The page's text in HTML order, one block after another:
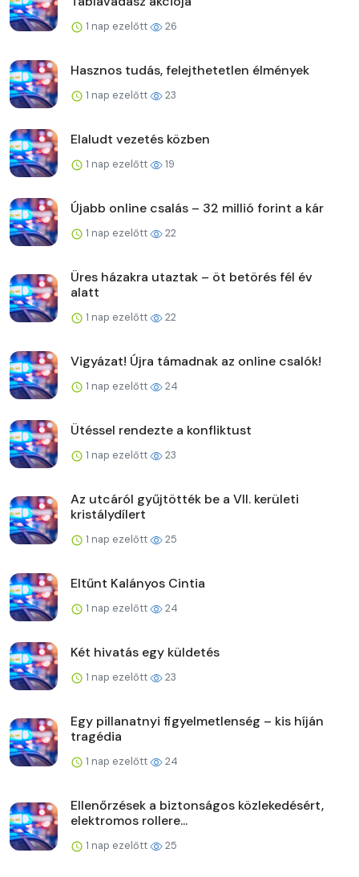
1 nap ezelőtt 26
Hasznos tudás, felejthetetlen élmények
1 nap ezelőtt 23
Elaludt vezetés közben
1 nap ezelőtt 19
Újabb online csalás – 32 millió forint a kár
1 nap ezelőtt 22
Üres házakra utaztak – öt betörés fél év
alatt
1 nap ezelőtt 22
Vigyázat! Újra támadnak az online csalók!
1 nap ezelőtt 24
Ütéssel rendezte a konfliktust
1 nap ezelőtt 23
Az utcáról gyűjtötték be a VII. kerületi
kristálydílert
1 nap ezelőtt 25
Eltűnt Kalányos Cintia
1 nap ezelőtt 24
Két hivatás egy küldetés
1 nap ezelőtt 23
Egy pillanatnyi figyelmetlenség – kis híján
tragédia
1 nap ezelőtt 24
Ellenőrzések a biztonságos közlekedésért,
elektromos rollere...
1 nap ezelőtt 25